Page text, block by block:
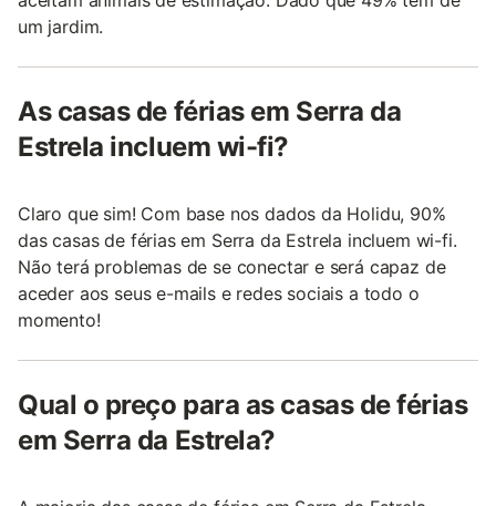
um jardim.
As casas de férias em Serra da
Estrela incluem wi-fi?
Claro que sim! Com base nos dados da Holidu, 90%
das casas de férias em Serra da Estrela incluem wi-fi.
Não terá problemas de se conectar e será capaz de
aceder aos seus e-mails e redes sociais a todo o
momento!
Qual o preço para as casas de férias
em Serra da Estrela?